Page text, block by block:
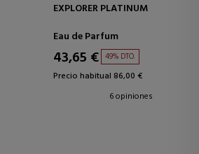
EXPLORER PLATINUM
Eau de Parfum
43,65 € 49% DTO.
Precio habitual 86,00 €
6 opiniones